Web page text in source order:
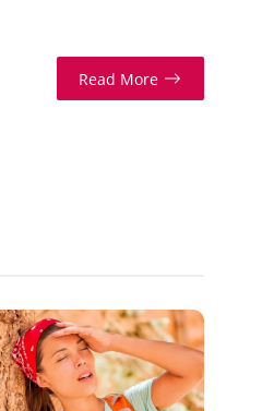
Read More